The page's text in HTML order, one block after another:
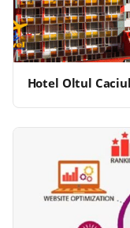
Hotel Oltul